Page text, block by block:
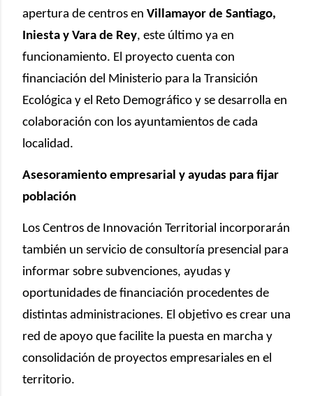
apertura de centros en Villamayor de Santiago,
Iniesta y Vara de Rey, este último ya en
funcionamiento. El proyecto cuenta con
financiación del Ministerio para la Transición
Ecológica y el Reto Demográfico y se desarrolla en
colaboración con los ayuntamientos de cada
localidad.
Asesoramiento empresarial y ayudas para fijar
población
Los Centros de Innovación Territorial incorporarán
también un servicio de consultoría presencial para
informar sobre subvenciones, ayudas y
oportunidades de financiación procedentes de
distintas administraciones. El objetivo es crear una
red de apoyo que facilite la puesta en marcha y
consolidación de proyectos empresariales en el
territorio.